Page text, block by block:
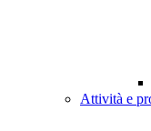
Attività e